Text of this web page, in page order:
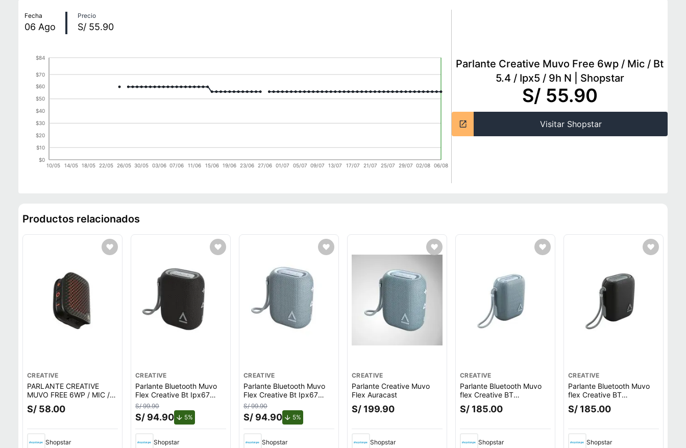
Fecha
06 Ago
Precio
S/ 55.90
10/05 14/05 18/05 22/05 26/05 30/05 03/06 07/06 11/06 15/06 19/06 23/06 27/06 01/07 05/07 09/07 13/07 17/07 21/07 25/07 29/07 02/08 06/08
$0
$10
$20
$30
$40
$50
$60
$70
$84
Parlante Creative Muvo Free 6wp / Mic / Bt
5.4 / Ipx5 / 9h N
Shopstar
S/ 55.90
Visitar Shopstar
Productos relacionados
CREATIVE
PARLANTE CREATIVE
MUVO FREE 6WP / MIC /
BT 5.4 / IPX5 / 9H / USB-C
BLACK (51MF8515AA000)
S/ 58.00
Shopstar
CREATIVE
Parlante Bluetooth Muvo
Flex Creative Bt Ipx67
Black
S/ 99.90
S/ 94.90 5%
Shopstar
CREATIVE
Parlante Bluetooth Muvo
Flex Creative Bt Ipx67
Grey
S/ 99.90
S/ 94.90 5%
Shopstar
CREATIVE
Parlante Creative Muvo
Flex Auracast
S/ 199.90
Shopstar
CREATIVE
Parlante Bluetooth Muvo
flex Creative BT
5.3/IPX67/10H/USB-C Gris
S/ 185.00
Shopstar
CREATIVE
Parlante Bluetooth Muvo
flex Creative BT
5.3/IPX67/10H/USB-C
Black
S/ 185.00
Shopstar